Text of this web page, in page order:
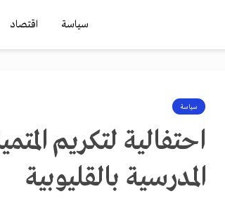
سياسة اقتصاد
سياسة
احتفالية لتكريم
المدرسية بالقليوبية